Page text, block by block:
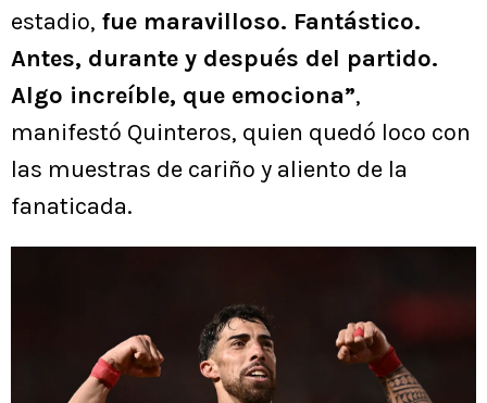
estadio, fue maravilloso. Fantástico.
Antes, durante y después del partido.
Algo increíble, que emociona”,
manifestó Quinteros, quien quedó loco con
las muestras de cariño y aliento de la
fanaticada.